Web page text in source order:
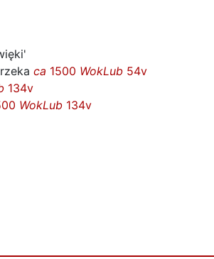
ca 1500 WokLub 54v
134v
WokLub 134v